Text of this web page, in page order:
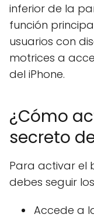
inferior de la
función
usuarios con
motrices a
del iPhone.
¿Cómo
secreto
Para activar el
debes seguir
Accede a